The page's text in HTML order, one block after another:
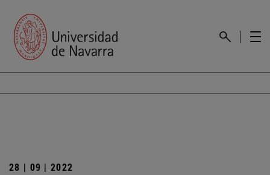
28 | 09 | 2022